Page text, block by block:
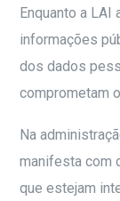
Enquanto a
informações
dos dados
comprometam
Na
manifesta com
que estejam